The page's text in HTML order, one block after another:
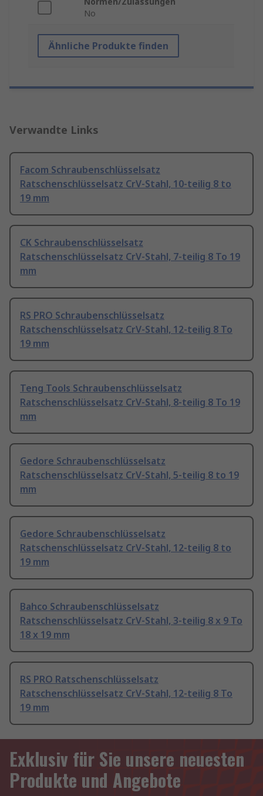
No
Ähnliche Produkte finden
Verwandte Links
Facom Schraubenschlüsselsatz
Ratschenschlüsselsatz CrV-Stahl, 10-teilig 8 to
19 mm
CK Schraubenschlüsselsatz
Ratschenschlüsselsatz CrV-Stahl, 7-teilig 8 To 19
mm
RS PRO Schraubenschlüsselsatz
Ratschenschlüsselsatz CrV-Stahl, 12-teilig 8 To
19 mm
Teng Tools Schraubenschlüsselsatz
Ratschenschlüsselsatz CrV-Stahl, 8-teilig 8 To 19
mm
Gedore Schraubenschlüsselsatz
Ratschenschlüsselsatz CrV-Stahl, 5-teilig 8 to 19
mm
Gedore Schraubenschlüsselsatz
Ratschenschlüsselsatz CrV-Stahl, 12-teilig 8 to
19 mm
Bahco Schraubenschlüsselsatz
Ratschenschlüsselsatz CrV-Stahl, 3-teilig 8 x 9 To
18 x 19 mm
RS PRO Ratschenschlüsselsatz
Ratschenschlüsselsatz CrV-Stahl, 12-teilig 8 To
19 mm
Exklusiv für Sie unsere neuesten
Produkte und Angebote